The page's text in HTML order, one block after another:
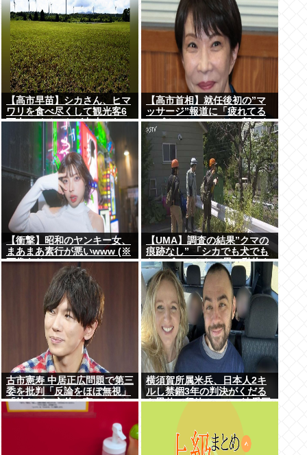
【高市早苗】シカさん、ヒマ
ワリを食べ尽くして観光客6
万人のイベントが中止にな
る…さらにコスモス畑も食べ
【高市首相】就任後初の”マ
ッサージ”報道に「疲れてる
アピ？」とSNSでは一部から
冷ややかな声…被災地視
察”PV動画”から続く不信
【衝撃】昭和のヤンキー女、
まあまあ素行が悪いwww (※
画像あり)
【UMA】調査の結果”クマの
痕跡なし” 「シカでも犬でも
ないゴロンとして黒い動物を
見た」 札幌市清田区
古市憲寿 中居正広問題で第三
委を批判「反論をほぼ無視」
「彼らが一方的に言ったこと
が世の中に定着してしまう」
横須賀所属米兵、日本人2キ
ルし禁錮3年の判決がくだる
も恩赦で釈放！ニュー速愛国